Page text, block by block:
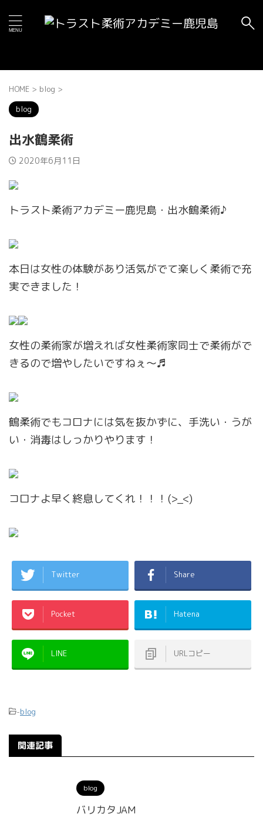
HOME > blog >
blog
出水鶴柔術
2020年6月11日
トラスト柔術アカデミー鹿児島・出水鶴柔術♪
本日は女性の体験があり活気がでて楽しく柔術で充
実できました！
女性の柔術家が増えれば女性柔術家同士で柔術がで
きるので増やしたいですねぇ〜♬
鶴柔術でもコロナには気を抜かずに、手洗い・うが
い・消毒はしっかりやります！
コロナよ早く終息してくれ！！！(>_<)
Twitter Share
Pocket Hatena
LINE URLコピー
-blog
関連記事
blog
バリカタJAM